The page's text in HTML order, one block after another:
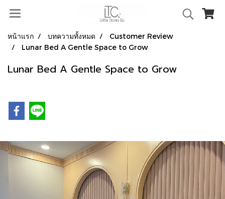
หน้าแรก บทความทั้งหมด
Customer Review
Lunar Bed A Gentle Space to Grow
Lunar Bed A Gentle Space to Grow